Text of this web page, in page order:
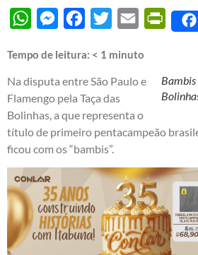
WhatsAppMessengerFacebook
Twitter Email
Tempo de leitura: < 1 minuto
Bambis
Na disputa entre São Paulo e
Flamengo pela Taça das
Bolinhas, a que representa o
título de primeiro pentacampeão
ficou com os “bambis”.